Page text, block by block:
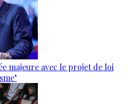
majeure avec le projet de loi